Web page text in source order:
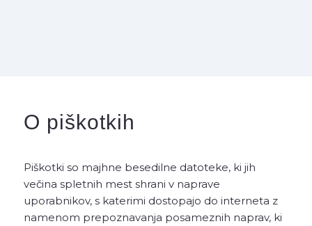
O piškotkih
Piškotki so majhne besedilne datoteke, ki jih
večina spletnih mest shrani v naprave
uporabnikov, s katerimi dostopajo do interneta z
namenom prepoznavanja posameznih naprav, ki